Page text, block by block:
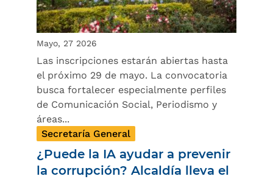
Mayo, 27 2026
Las inscripciones estarán abiertas hasta
el próximo 29 de mayo. La convocatoria
busca fortalecer especialmente perfiles
de Comunicación Social, Periodismo y
áreas...
Secretaría General
¿Puede la IA ayudar a prevenir
la corrupción? Alcaldía lleva el